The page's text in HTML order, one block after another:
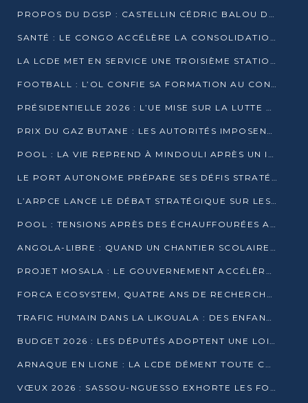
PROPOS DU DGSP : CASTELLIN CÉDRIC BALOU DÉNONCE DES PROPOS INTIMIDANTS
SANTÉ : LE CONGO ACCÉLÈRE LA CONSOLIDATION DE L’OFFRE DE SOINS
LA LCDE MET EN SERVICE UNE TROISIÈME STATION D’EAU POTABLE À MFILOU
FOOTBALL : L’OL CONFIE SA FORMATION AU CONGOLAIS CHRISTIAN BASSILA
PRÉSIDENTIELLE 2026 : L’UE MISE SUR LA LUTTE CONTRE LA DÉSINFORMATION
PRIX DU GAZ BUTANE : LES AUTORITÉS IMPOSENT LE RESPECT DES PRIX RÉGLEMENTÉS
POOL : LA VIE REPREND À MINDOULI APRÈS UN INCIDENT ARMÉ SUR LA RN1
LE PORT AUTONOME PRÉPARE SES DÉFIS STRATÉGIQUES DE 2026
L’ARPCE LANCE LE DÉBAT STRATÉGIQUE SUR LES DONNÉES, L’IA ET LA FINANCE NUMÉRIQUE AU CONGO
POOL : TENSIONS APRÈS DES ÉCHAUFFOURÉES ARMÉES ENTRE DGSP ET EX-MILICIENS NINJA
ANGOLA-LIBRE : QUAND UN CHANTIER SCOLAIRE DEVIENT LE MIROIR D’UN CONGO EN MOUVEMENT
PROJET MOSALA : LE GOUVERNEMENT ACCÉLÈRE L’INSERTION DES JEUNES EN 2026
FORCA ECOSYSTEM, QUATRE ANS DE RECHERCHE DE TERRAIN AVANT UN LANCEMENT OFFICIEL EN 2026
TRAFIC HUMAIN DANS LA LIKOUALA : DES ENFANTS AUTOCHTONES RÉDUITS AU TRAVAIL FORCÉ
BUDGET 2026 : LES DÉPUTÉS ADOPTENT UNE LOI DES FINANCES DE PLUS DE 2500 MILLIARDS FCFA
ARNAQUE EN LIGNE : LA LCDE DÉMENT TOUTE CAMPAGNE DE RECRUTEMENT
VŒUX 2026 : SASSOU-NGUESSO EXHORTE LES FORCES VIVES À RENFORCER L’UNITÉ